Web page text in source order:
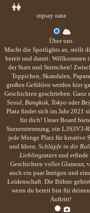
inplay data
Über uns
Macht die Spotlights an, stellt
bereit und damit: Willkommen
der Stars und Sternchen!
Teppichen, Skandalen,
großen Gefühlen werden hier
Geschichten geschrieben. Ganz
Seoul, Bangkok, Tokyo oder
Platz findet sich im Jahr 2021
für dich! Unser Board
Szenentrennung, ein L3S3V3-
jede Menge Platz für kreative
und Ideen. Schlüpfe in die
Lieblingsstarsund erfinde
Geschichten voller Glamour,
auch ein paar Intrigen und
Leidenschaft. Die Bühne
wenn du bereit bist für
Auftritt!